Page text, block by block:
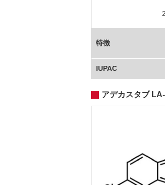
特徴
IUPAC
アデカスタブ